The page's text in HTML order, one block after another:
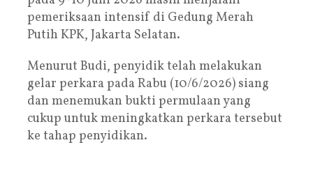
pemeriksaan intensif di Gedung Merah
Putih KPK, Jakarta Selatan.
Menurut Budi, penyidik telah melakukan
gelar perkara pada Rabu (10/6/2026) siang
dan menemukan bukti permulaan yang
cukup untuk meningkatkan perkara tersebut
ke tahap penyidikan.